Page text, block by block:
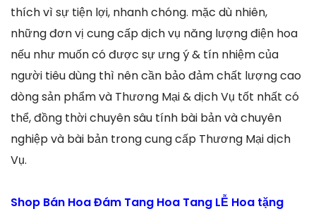
thích vì sự tiện lợi, nhanh chóng. mặc dù nhiên,
những đơn vị cung cấp dịch vụ năng lượng điện hoa
nếu như muốn có được sự ưng ý & tín nhiệm của
người tiêu dùng thì nên cần bảo đảm chất lượng cao
dòng sản phẩm và Thương Mại & dịch Vụ tốt nhất có
thể, đồng thời chuyên sâu tính bài bản và chuyên
nghiệp và bài bản trong cung cấp Thương Mại dịch
Vụ.
Shop Bán Hoa Đám Tang Hoa Tang LỄ Hoa tặng